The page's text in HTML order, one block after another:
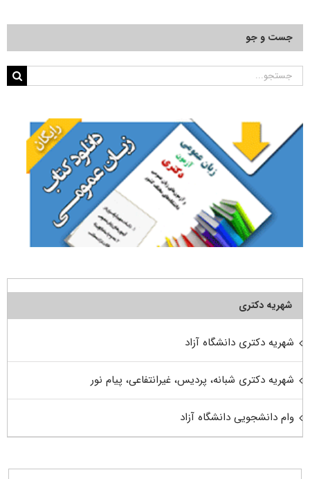
جست و جو
جستجو
شهریه دکتری
شهریه دکتری دانشگاه آزاد
شهریه دکتری شبانه، پردیس، غیرانتفاعی، پیام نور
وام دانشجویی دانشگاه آزاد